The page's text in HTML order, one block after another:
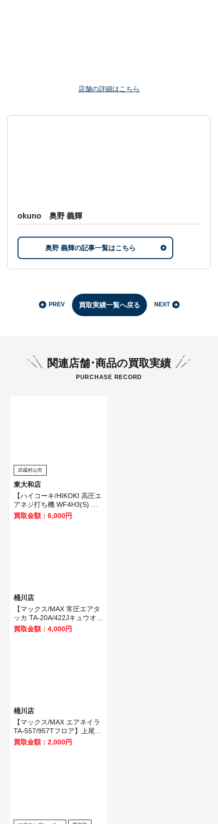
店舗の詳細はこちら
okuno 奥野 義輝
奥野 義輝の記事一覧はこちら
PREV 買取実績一覧へ戻る NEXT
関連店舗･商品の買取実績
PURCHASE RECORD
武蔵村山市
東大和店
【ハイコーキ/HIKOKI 高圧エ
アネジ打ち機 WF4H3(S) 】
武蔵村山市のお客様から買取
させていただきました！
買取金額：6,000円
桶川店
【マックス/MAX 常圧エアタ
ッカ TA-20A/422Jキュウオ
ン】加須市のお客様から買取
いたしました！
買取金額：4,000円
桶川店
【マックス/MAX エアネイラ
TA-557/957Tフロア】上尾市
のお客様から買取いたしまし
買取金額：2,000円